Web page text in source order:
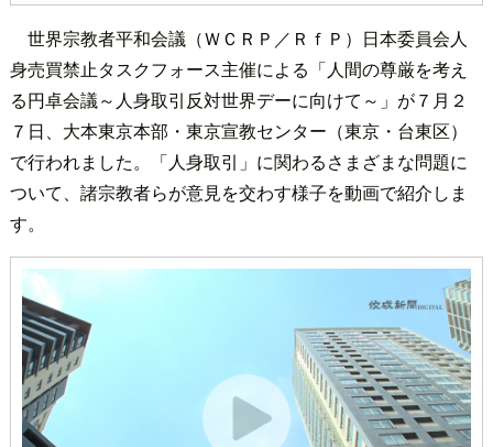
世界宗教者平和会議（ＷＣＲＰ／ＲｆＰ）日本委員会人
身売買禁止タスクフォース主催による「人間の尊厳を考え
る円卓会議～人身取引反対世界デーに向けて～」が７月２
７日、大本東京本部・東京宣教センター（東京・台東区）
で行われました。「人身取引」に関わるさまざまな問題に
ついて、諸宗教者らが意見を交わす様子を動画で紹介しま
す。